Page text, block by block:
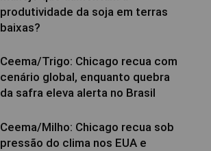
produtividade da soja em terras
baixas?
Ceema/Trigo: Chicago recua com
cenário global, enquanto quebra
da safra eleva alerta no Brasil
Ceema/Milho: Chicago recua sob
pressão do clima nos EUA e